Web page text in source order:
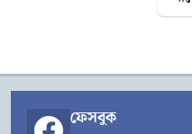
ফেসবুক